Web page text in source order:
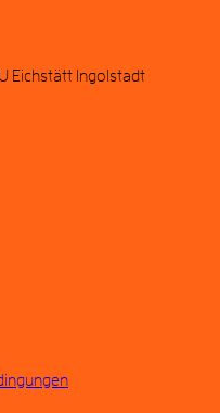
Eichstätt Ingolstadt